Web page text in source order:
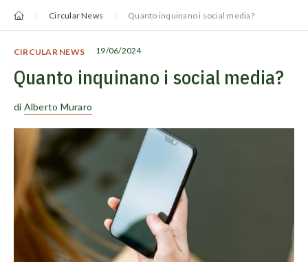
Circular News Quanto inquinano i social media?
CIRCULAR NEWS 19/06/2024
Quanto inquinano i social media?
di Alberto Muraro